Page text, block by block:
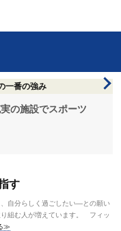
一番の強み
の施設でスポーツ
す
自分らしく過ごしたい―との願い
組む人が増えています。 フィッ
≫